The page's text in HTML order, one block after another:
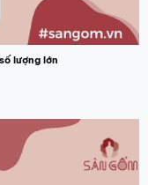
lượng lớn